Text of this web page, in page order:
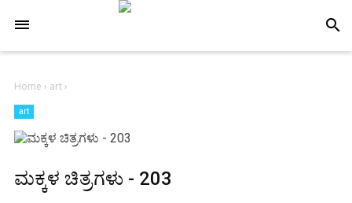
search
Home › art›
art
ಮಕ್ಕಳ ಚಿತ್ರಗಳು - 203